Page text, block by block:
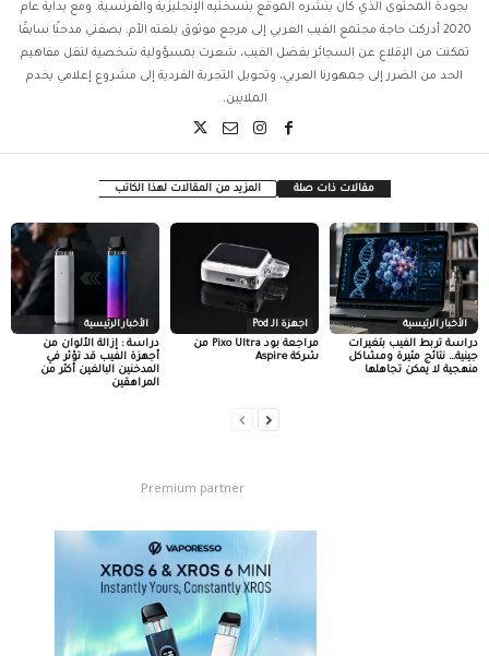
بجودة المحتوى الذي كان ينشره الموقع بنسختيه الإنجليزية والفرنسية. ومع بداية عام
2020 أدركت حاجة مجتمع الفيب العربي إلى مرجع موثوق بلغته الأم. بصفتي مدخنًا سابقًا
تمكنت من الإقلاع عن السجائر بفضل الفيب، شعرت بمسؤولية شخصية لنقل مفاهيم
الحد من الضرر إلى جمهورنا العربي، وتحويل التجربة الفردية إلى مشروع إعلامي يخدم
الملايين.
مقالات ذات صلة المزيد من المقالات لهذا الكاتب
الأخبار الرئيسية
دراسة : إزالة الألوان من
أجهزة الفيب قد تؤثر في
المدخنين البالغين أكثر من
المراهقين
اجهزة الـ Pod
مراجعة بود Pixo Ultra من
شركة Aspire
الأخبار الرئيسية
دراسة تربط الفيب بتغيرات
جينية… نتائج مثيرة ومشاكل
منهجية لا يمكن تجاهلها
Premium partner